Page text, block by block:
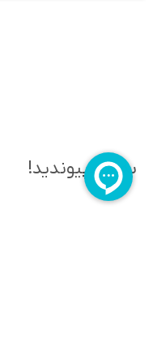
به ما بپیوندید!